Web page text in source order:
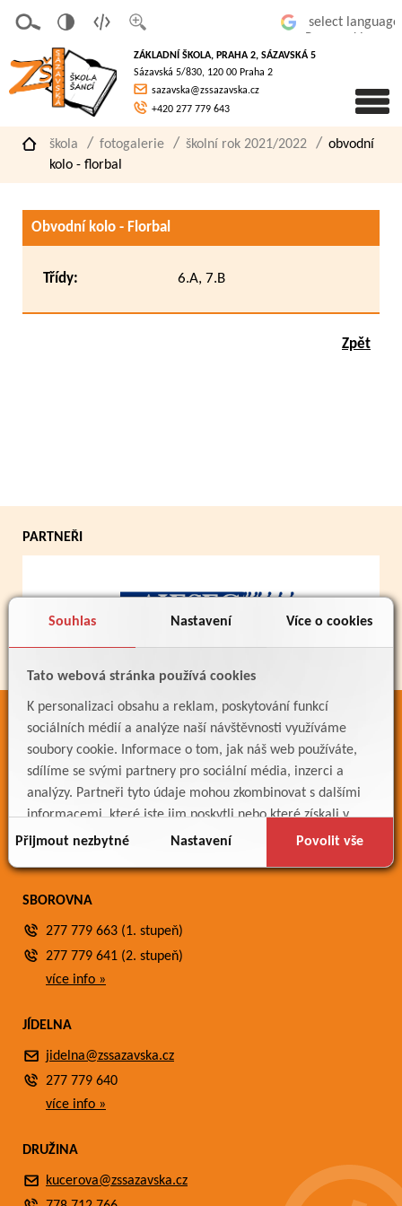
Souhlas Nastavení Více o cookies
Tato webová stránka používá cookies
K personalizaci obsahu a reklam, poskytování funkcí
sociálních médií a analýze naší návštěvnosti využíváme
soubory cookie. Informace o tom, jak náš web používáte,
sdílíme se svými partnery pro sociální média, inzerci a
analýzy. Partneři tyto údaje mohou zkombinovat s dalšími
informacemi, které jste jim poskytli nebo které získali v
důsledku toho, že používáte jejich služby.
Přijmout nezbytné Nastavení Povolit vše
písmo
á
verze
pro
slaboz
raké
ZÁKLADNÍ ŠKOLA, PRAHA 2, SÁZAVSKÁ 5
Sázavská 5/830, 120 00 Praha 2
sazavska@zssazavska.cz
+420 277 779 643
škola fotogalerie školní rok 2021/2022
obvodní
kolo - florbal
Obvodní kolo - Florbal
Třídy: 6.A, 7.B
Zpět
PARTNEŘI
ODKAZY
Bakaláři
Jídelníček
Meteostanice
SBOROVNA
277 779 663 (1. stupeň)
277 779 641 (2. stupeň)
více info »
JÍDELNA
jidelna@zssazavska.cz
277 779 640
více info »
DRUŽINA
kucerova@zssazavska.cz